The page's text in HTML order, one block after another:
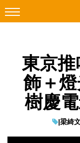
Facebook
科技焦點
網絡生活
教學評測
東京
飾＋
樹慶
|梁綺